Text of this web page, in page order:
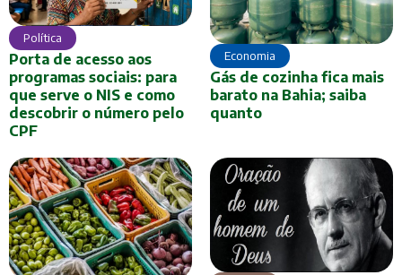
Política
Porta de acesso aos
programas sociais: para
que serve o NIS e como
descobrir o número pelo
CPF
Economia
Gás de cozinha fica mais
barato na Bahia; saiba
quanto